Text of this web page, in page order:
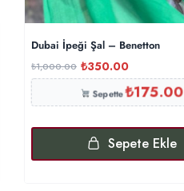
Dubai İpeği Şal – Benetton
₺1,000.00 ₺350.00
Sepette₺175.00
Sepete Ekle